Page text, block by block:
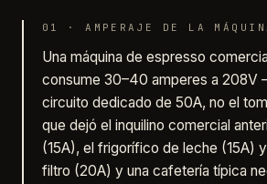
01 ·AMPERAJE DE LA
Una máquina de espresso
consume 30–40 amperes a 208V
circuito dedicado de 50A, no el
que dejó el inquilino comercial
(15A), el frigorífico de leche (15A)
filtro (20A) y una cafetería típica